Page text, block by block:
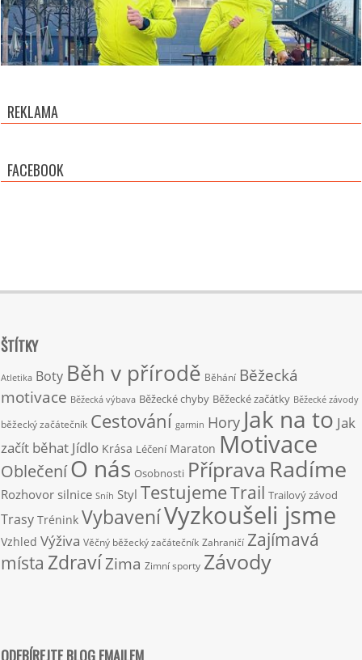
REKLAMA
FACEBOOK
ŠTÍTKY
Atletika Boty Běh v přírodě Běhání Běžecká
motivace Běžecká výbava Běžecké chyby Běžecké začátky Běžecké závody
běžecký začátečník Cestování garmin Hory Jak na to Jak
začít běhat Jídlo Krása Léčení Maraton Motivace
OblečeníO nás Osobnosti Příprava Radíme
Rozhovor silnice Sníh Styl TestujemeTrail Trailový závod
Trasy Trénink VybaveníVyzkoušeli jsme
Vzhled Výživa Věčný běžecký začátečník Zahraničí Zajímavá
místa ZdravíZima Zimní sporty Závody
ODEBÍREJTE BLOG EMAILEM